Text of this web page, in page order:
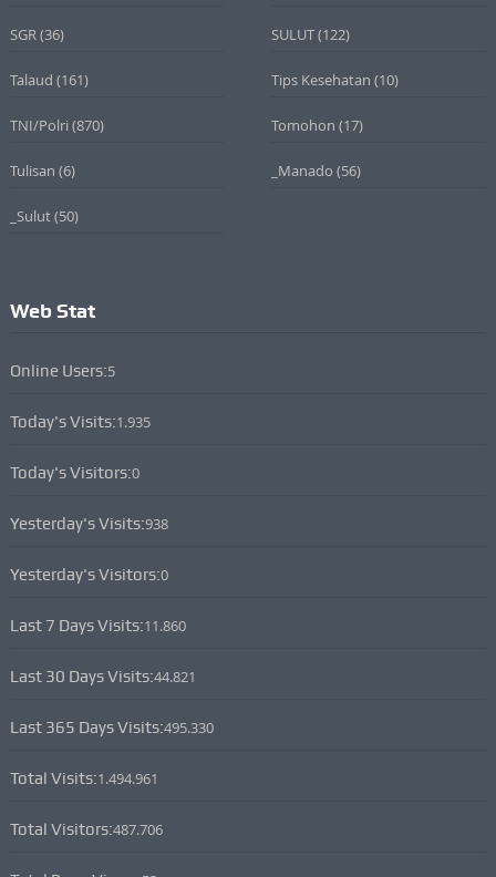
SGR(36) SULUT(122)
Talaud (161) Tips Kesehatan (10)
TNI/Polri (870) Tomohon (17)
Tulisan (6) _Manado (56)
_Sulut(50)
Web Stat
Online Users:5
Today's Visits:1.935
Today's Visitors:0
Yesterday's Visits:938
Yesterday's Visitors:0
Last 7 Days Visits:11.860
Last 30 Days Visits:44.821
Last 365 Days Visits:495.330
Total Visits:1.494.961
Total Visitors:487.706